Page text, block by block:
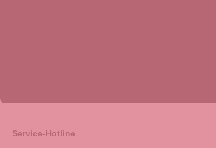
Service-Hotline